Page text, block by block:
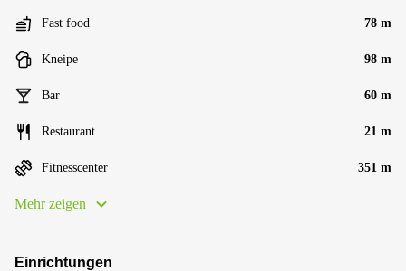
Fast food 78 m
Kneipe 98 m
Bar 60 m
Restaurant 21 m
Fitnesscenter 351 m
Mehr zeigen
Einrichtungen